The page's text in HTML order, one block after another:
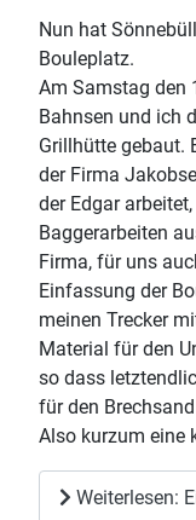
Nun hat
Bouleplatz.
Am Samstag den
Bahnsen und ich
Grillhütte gebaut.
der Firma
der Edgar
Baggerarbeiten
Firma, für uns
Einfassung der
meinen Trecker
Material für den
so dass
für den
Also kurzum eine
Weiterlesen: